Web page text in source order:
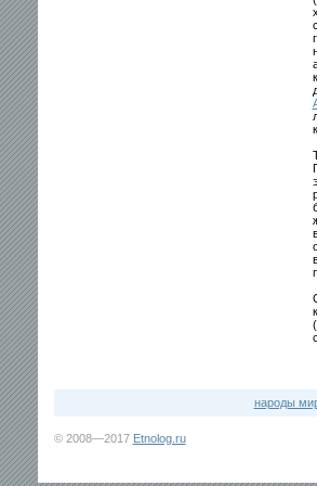
народы
© 2008—2017 Etnolog.ru